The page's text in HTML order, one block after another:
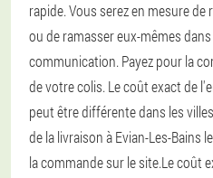
rapide. Vous serez en mesure
ou de ramasser eux-mêmes
communication. Payez pour la
de votre colis. Le coût exact de
peut être différente dans les
de la livraison à Evian-Les-Bains
la commande sur le site.Le coût